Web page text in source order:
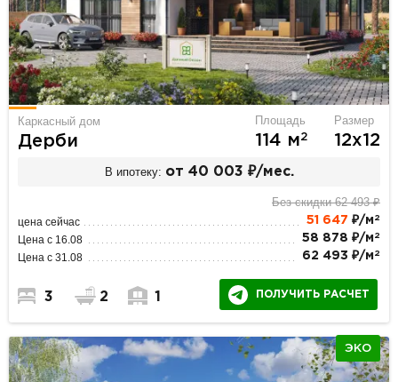
Каркасный дом
Дерби
Площадь
114 м2
Размер
12х12
В ипотеку: от 40 003 ₽/мес.
Без скидки 62 493 ₽
цена сейчас 51 647 ₽/м 2
Цена с 16.08 58 878 ₽/м 2
Цена с 31.08 62 493 ₽/м 2
3 2 1 ПОЛУЧИТЬ РАСЧЕТ
ЭКО